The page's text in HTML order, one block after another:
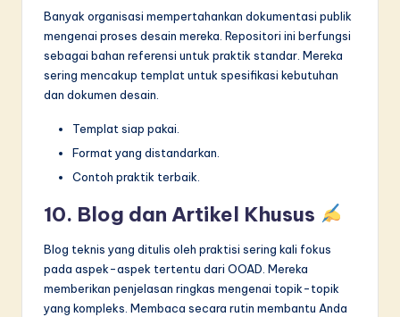
Banyak organisasi mempertahankan dokumentasi publik
mengenai proses desain mereka. Repositori ini berfungsi
sebagai bahan referensi untuk praktik standar. Mereka
sering mencakup templat untuk spesifikasi kebutuhan
dan dokumen desain.
Templat siap pakai.
Format yang distandarkan.
Contoh praktik terbaik.
10. Blog dan Artikel Khusus
Blog teknis yang ditulis oleh praktisi sering kali fokus
pada aspek-aspek tertentu dari OOAD. Mereka
memberikan penjelasan ringkas mengenai topik-topik
yang kompleks. Membaca secara rutin membantu Anda